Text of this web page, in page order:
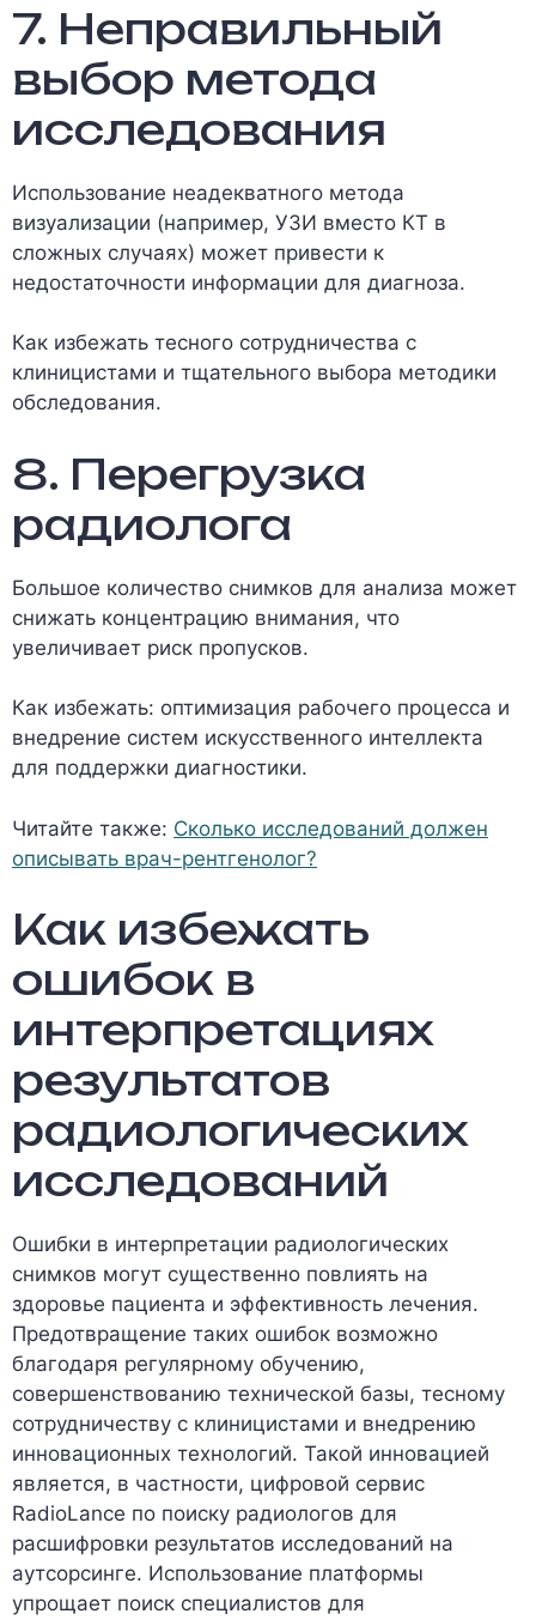
7. Неправильный
выбор метода
исследования
Использование неадекватного метода
визуализации (например, УЗИ вместо КТ в
сложных случаях) может привести к
недостаточности информации для диагноза.
Как избежать тесного сотрудничества с
клиницистами и тщательного выбора методики
обследования.
8. Перегрузка
радиолога
Большое количество снимков для анализа может
снижать концентрацию внимания, что
увеличивает риск пропусков.
Как избежать: оптимизация рабочего процесса и
внедрение систем искусственного интеллекта
для поддержки диагностики.
Читайте также: Сколько исследований должен
описывать врач-рентгенолог?
Как избежать
ошибок в
интерпретациях
результатов
радиологических
исследований
Ошибки в интерпретации радиологических
снимков могут существенно повлиять на
здоровье пациента и эффективность лечения.
Предотвращение таких ошибок возможно
благодаря регулярному обучению,
совершенствованию технической базы, тесному
сотрудничеству с клиницистами и внедрению
инновационных технологий. Такой инновацией
является, в частности, цифровой сервис
RadioLance по поиску радиологов для
расшифровки результатов исследований на
аутсорсинге. Использование платформы
упрощает поиск специалистов для